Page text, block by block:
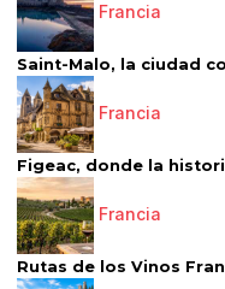
Francia
Saint-Malo, la ciudad
Francia
Figeac, donde la
Francia
Rutas de los Vinos